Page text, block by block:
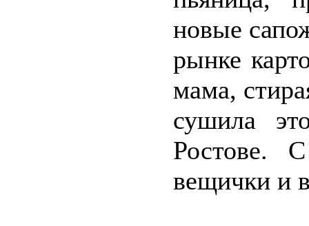
новые
рынке
мама,
сушила
Ростове.
вещички и